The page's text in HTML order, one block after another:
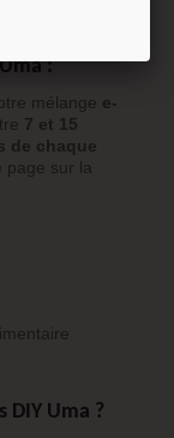
:
mélange e-
7 et 15
de chaque
page sur la
DIY Uma ?